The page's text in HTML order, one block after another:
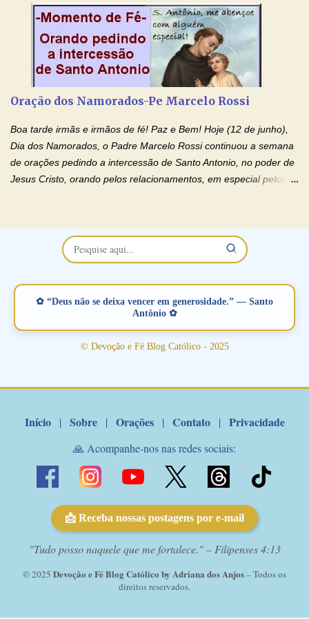
no programa de rádio Momento de Fé, pela cura dos
relacionamentos. Seu relacionamento está doente? Você está
sofrendo? Então ouça o Momento de Fé e entre nesta corrente
de orações abençoadas, d eixe o Amor Ágape de Jesus curar e
restaurar você e seu relacionamento. Adriana-Devoção e Fé
separados, devido ao envolvimento de outras pessoas no
relacionamento e que minaram, espiritualmente, a relação do
casal. Vamos orar (coloque o seu esposo ou esposa diante de
Deus). "Senhor Jesus, restaura os laços ...
Oração dos Namorados-Pe Marcelo Rossi
Boa tarde irmãs e irmãos de fé! Paz e Bem! Hoje (12 de junho),
Dia dos Namorados, o Padre Marcelo Rossi continuou a semana
de orações pedindo a intercessão de Santo Antonio, no poder de
Jesus Cristo, orando pelos relacionamentos, em especial pelos
maravilhosos cartões que coloquei aqui para vocês. Não perca
esta abençoada semana no Momento de Fé do Padre Marcelo,
vamos juntos formar esta forte corrente de orações. Você que
verdadeiro, ou que está com problemas no relacionamento
amoroso, creia na poderosa intercessão deste santo amigo:
Santo Antonio! Tenha fé, não desista, pois ele intercede por nós
junto a Jesus! Fique no Amor Ágape de Jesus e no Amor Materno
✿ “Deus não se deixa vencer em generosidade.” — Santo
Antônio ✿
© Devoção e Fé Blog Católico - 2025
Início | Sobre | Orações | Contato | Privacidade
🙏 Acompanhe-nos nas redes sociais:
📩 Receba nossas postagens por e-mail
"Tudo posso naquele que me fortalece." – Filipenses 4:13
© 2025 Devoção e Fé Blog Católico by Adriana dos Anjos– Todos os
direitos reservados.